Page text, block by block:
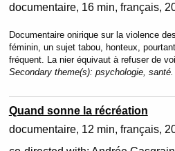
documentaire 16 min français
Documentaire onirique sur la violence
féminin, un sujet tabou, honteux,
fréquent. La nier équivaut à refuser de
Secondary theme(s): psychologie, santé.
Quand sonne la récréation
documentaire 12 min français